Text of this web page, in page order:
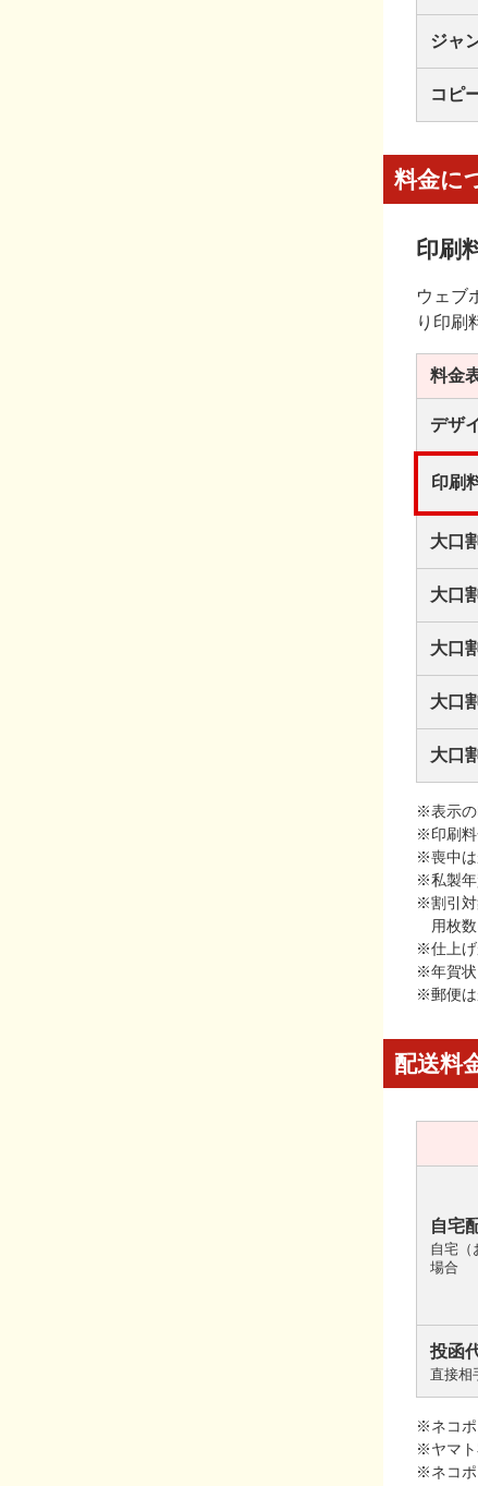
ジャ
コピ
料金に
印刷
ウェブ
り印刷
料金
デザ
印刷
大口
大口
大口
大口
大口
※表示の
※印刷料
※喪中は
※私製年
※割引対
用枚
※仕上げ
※年賀状
※郵便は
配送料
自宅
自宅（
場合
投函
直接相
※ネコポ
※ヤマト
※ネコポ